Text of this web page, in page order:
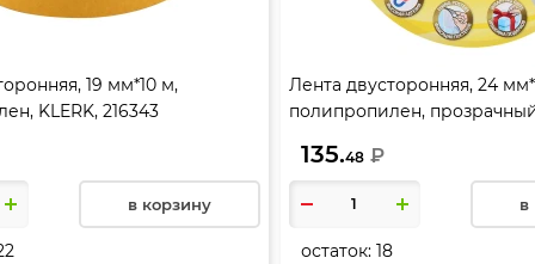
19 мм*10 м,
KLERK, 216343
в корзину
Лента двусторонняя, 24
полипропилен,
135.48 ₽
в
остаток: 18